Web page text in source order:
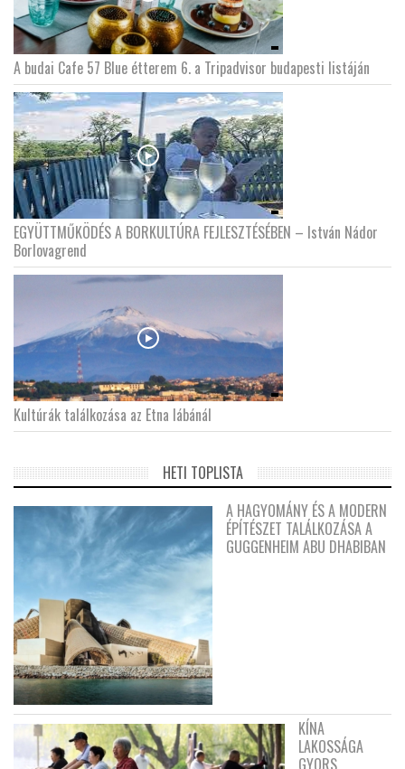
A budai Cafe 57 Blue étterem 6. a Tripadvisor budapesti listáján
EGYÜTTMŰKÖDÉS A BORKULTÚRA FEJLESZTÉSÉBEN – István Nádor
Borlovagrend
Kultúrák találkozása az Etna lábánál
HETI TOPLISTA
A HAGYOMÁNY ÉS A MODERN
ÉPÍTÉSZET TALÁLKOZÁSA A
GUGGENHEIM ABU DHABIBAN
KÍNA
LAKOSSÁGA
GYORS